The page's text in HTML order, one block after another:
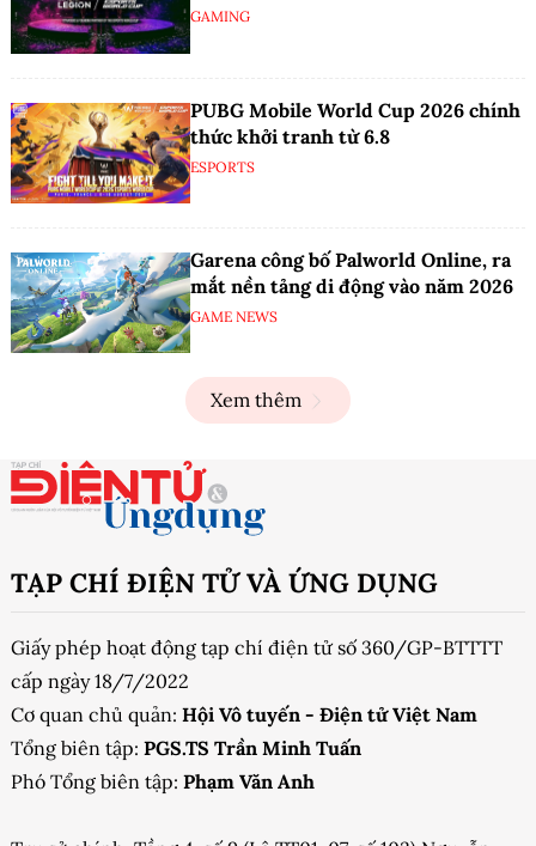
GAMING
PUBG Mobile World Cup 2026 chính
thức khởi tranh từ 6.8
ESPORTS
Garena công bố Palworld Online, ra
mắt nền tảng di động vào năm 2026
GAME NEWS
Xem thêm
TẠP CHÍ ĐIỆN TỬ VÀ ỨNG DỤNG
Giấy phép hoạt động tạp chí điện tử số 360/GP-BTTTT
cấp ngày 18/7/2022
Cơ quan chủ quản: Hội Vô tuyến - Điện tử Việt Nam
Tổng biên tập: PGS.TS Trần Minh Tuấn
Phó Tổng biên tập: Phạm Văn Anh